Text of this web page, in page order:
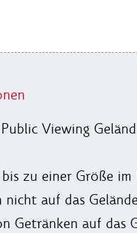
Viewing
zu einer Größe
nicht auf das
Getränken auf das